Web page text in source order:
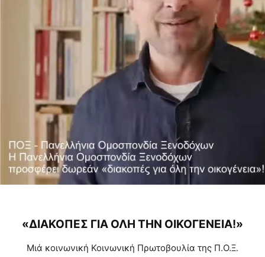
«ΔΙΑΚΟΠΕΣ ΓΙΑ ΟΛΗ ΤΗΝ ΟΙΚΟΓΕΝΕΙΑ!»
Μιά κοινωνική Κοινωνική Πρωτοβουλία της Π.Ο.Ξ.